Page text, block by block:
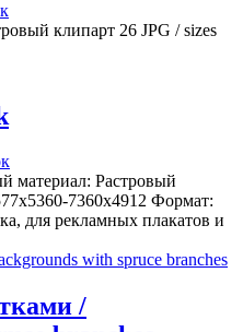
клипарт 26 JPG / sizes
материал: Растровый
7360x4912 Формат:
для рекламных плакатов и
/